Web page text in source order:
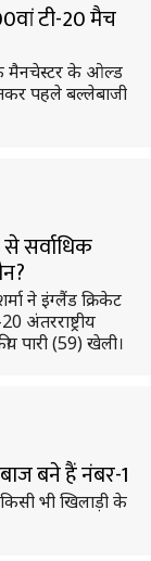
टी-20 मैच
मैनचेस्टर के ओल्ड
पहले बल्लेबाजी
से सर्वाधिक
ने इंग्लैंड क्रिकेट
अंतरराष्ट्रीय
पारी (59) खेली।
बने हैं नंबर-1
भी खिलाड़ी के